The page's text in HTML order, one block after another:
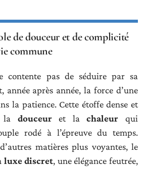
de douceur et de complicité
commune
contente pas de séduire par sa
après année, la force d’une
la patience. Cette étoffe dense et
la douceuret lachaleur qui
rodé à l’épreuve du temps.
matières plus voyantes, le
luxe discret, une élégance feutrée,